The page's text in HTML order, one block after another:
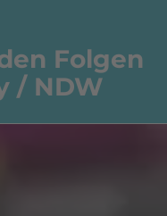
Folgen
/ NDW